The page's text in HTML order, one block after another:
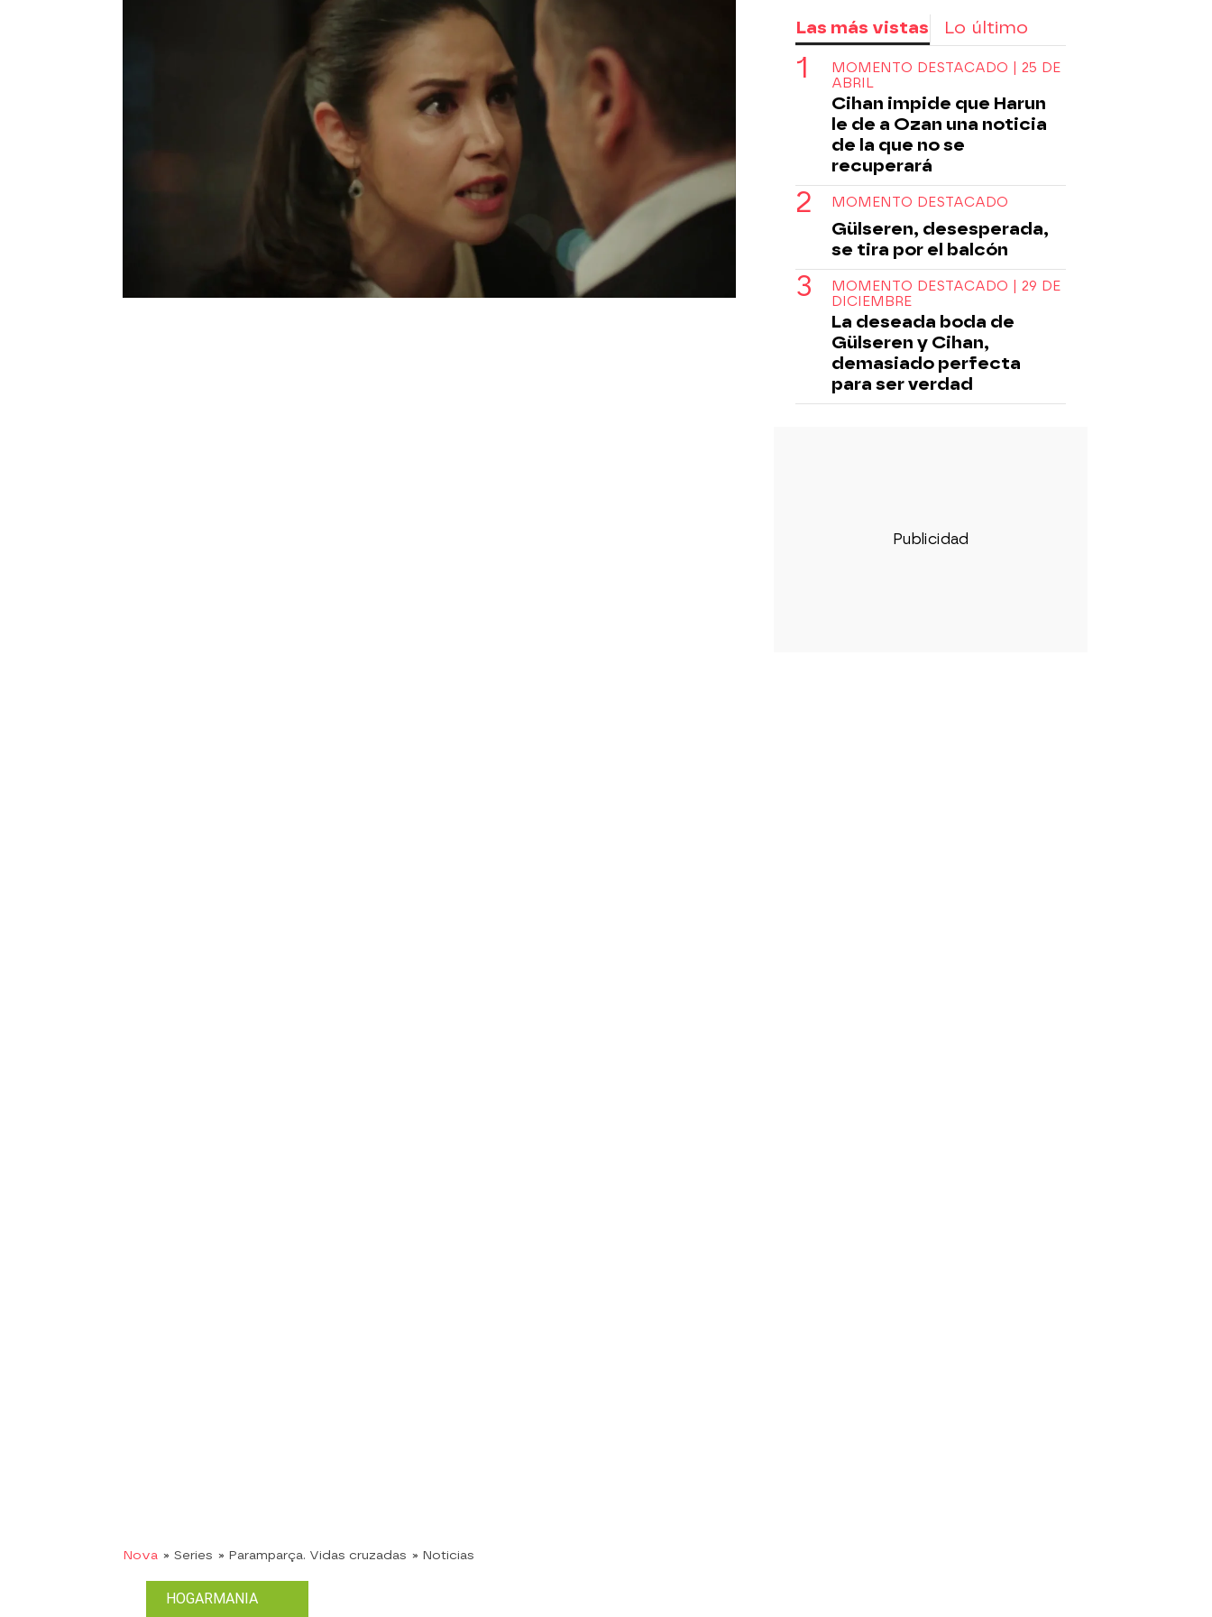
decidido dejarle las cosas claras:"Vas a desaparecer de
nuestras vidas"
, le ha dicho.
¿Aceptará Candan? Descúbrelo en el vídeo que encabeza esta
Celos
Nova » Series » Paramparça. Vidas cruzadas » Noticias
Las más vistas Lo último
MOMENTO DESTACADO | 25 DE
ABRIL
Cihan impide que Harun
le de a Ozan una noticia
de la que no se
recuperará
MOMENTO DESTACADO
Gülseren, desesperada,
se tira por el balcón
MOMENTO DESTACADO | 29 DE
DICIEMBRE
La deseada boda de
Gülseren y Cihan,
demasiado perfecta
para ser verdad
HOGARMANIA